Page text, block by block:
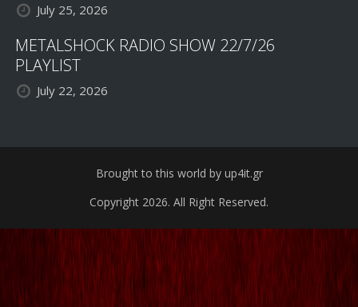
July 25, 2026
METALSHOCK RADIO SHOW 22/7/26
PLAYLIST
July 22, 2026
Brought to this world by up4it.gr
Copyright 2026. All Right Reserved.